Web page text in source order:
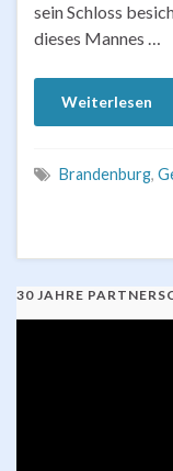
sein Schloss
dieses Mannes …
Weiterlesen
Brandenburg,
30 JAHRE